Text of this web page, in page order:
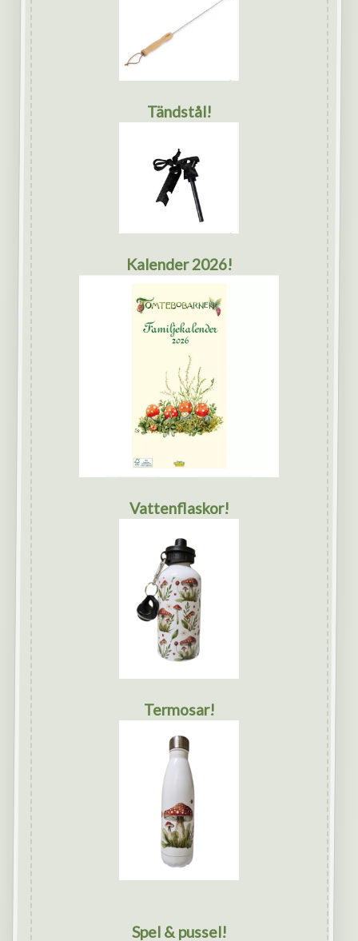
Tändstål!
Kalender 2026!
Vattenflaskor!
Termosar!
Spel & pussel!